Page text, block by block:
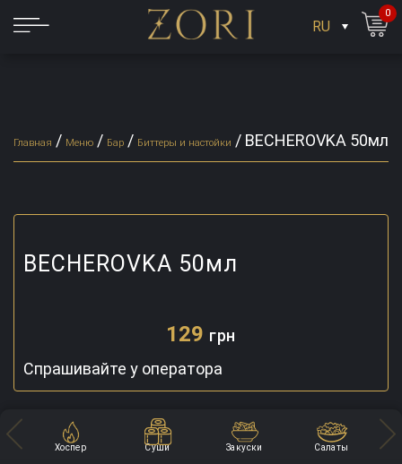
RU
0
Главная / Меню / Бар / Биттеры и настойки / BECHEROVKA 50мл
BECHEROVKA 50мл
129 грн
Спрашивайте у оператора
Хоспер Суши Закуски Салаты